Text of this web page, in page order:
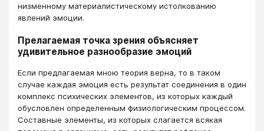
низменному материалистическому истолкованию
явлений эмоции.
Прелагаемая точка зрения объясняет
удивительное разнообразие эмоций
Если предлагаемая мною теория верна, то в таком
случае каждая эмоция есть результат соединения в один
комплекс психических элементов, из которых каждый
обусловлен определенным физиологическим процессом.
Составные элементы, из которых слагается всякая